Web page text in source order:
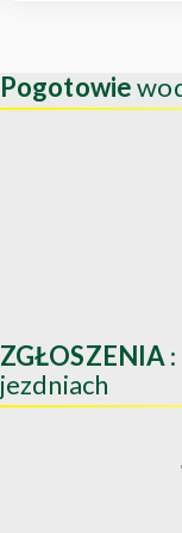
Pogotowie
ZGŁOSZENIA
jezdniach